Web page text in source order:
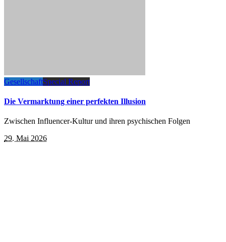
GesellschaftSpecial Report
Die Vermarktung einer perfekten Illusion
Zwischen Influencer-Kultur und ihren psychischen Folgen
29. Mai 2026